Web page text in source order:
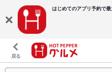
はじめてのアプリ予約で
戻る